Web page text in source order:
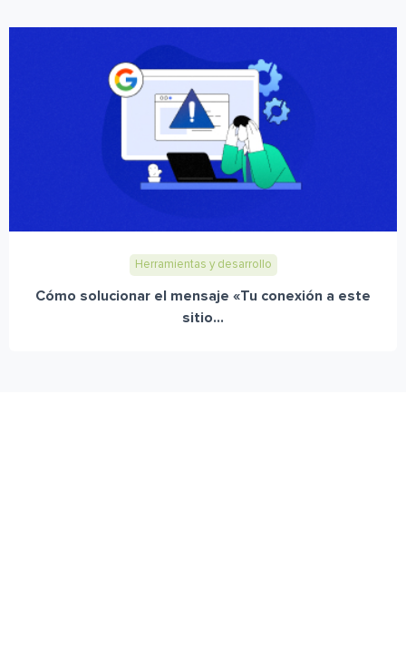
Herramientas y desarrollo
Cómo solucionar el mensaje «Tu conexión a este
sitio...